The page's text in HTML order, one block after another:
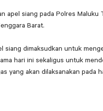
apel siang pada Polres
Barat.
siang dimaksudkan untuk
hari ini sekaligus untuk
yang akan dilaksanakan pada